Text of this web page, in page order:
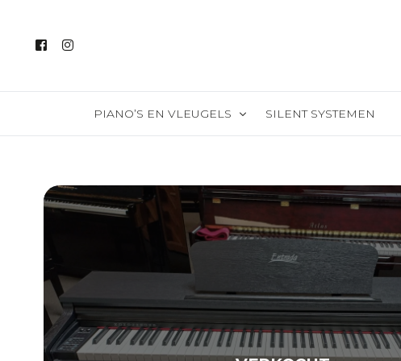
PIANO’S EN VLEUGELS
Piano’s
Piano v/d maand
SILENT SYSTEMEN